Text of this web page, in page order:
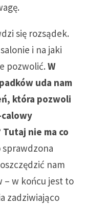
się rozsądek.
i na jaki
pozwolić. W
uda nam
która pozwoli
nie ma co
sprawdzona
nam
w końcu jest to
zadziwiająco